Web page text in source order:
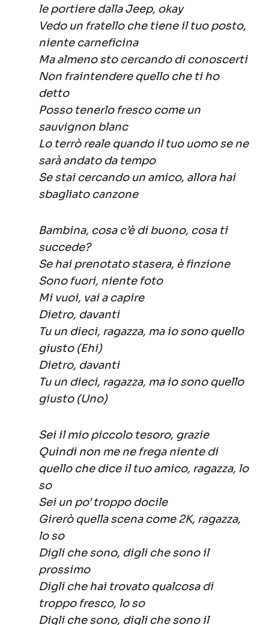
le portiere dalla Jeep, okay
Vedo un fratello che tiene il tuo posto,
niente carneficina
Ma almeno sto cercando di conoscerti
Non fraintendere quello che ti ho
detto
Posso tenerlo fresco come un
sauvignon blanc
Lo terrò reale quando il tuo uomo se ne
sarà andato da tempo
Se stai cercando un amico, allora hai
sbagliato canzone
Bambina, cosa c’è di buono, cosa ti
succede?
Se hai prenotato stasera, è finzione
Sono fuori, niente foto
Mi vuoi, vai a capire
Dietro, davanti
Tu un dieci, ragazza, ma io sono quello
giusto (Ehi)
Dietro, davanti
Tu un dieci, ragazza, ma io sono quello
giusto (Uno)
Sei il mio piccolo tesoro, grazie
Quindi non me ne frega niente di
quello che dice il tuo amico, ragazza, lo
so
Sei un po’ troppo docile
Girerò quella scena come 2K, ragazza,
lo so
Digli che sono, digli che sono il
prossimo
Digli che hai trovato qualcosa di
troppo fresco, lo so
Digli che sono, digli che sono il